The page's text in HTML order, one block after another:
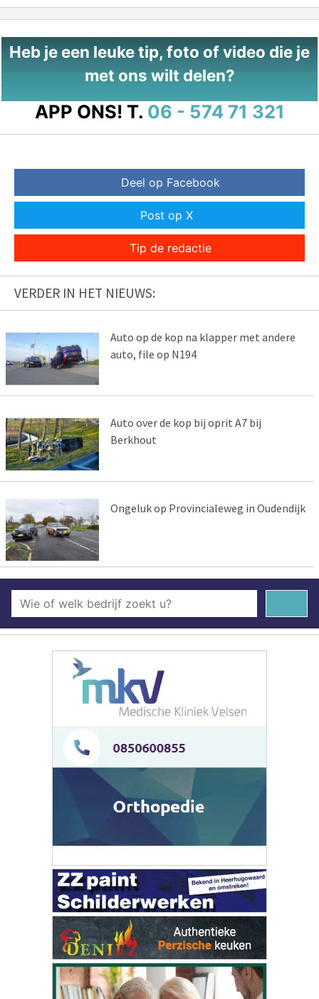
Heb je een leuke tip, foto of video die je
met ons wilt delen?
APP ONS! T. 06 - 574 71 321
Deel op Facebook
Post op X
Tip de redactie
VERDER IN HET NIEUWS:
Auto op de kop na klapper met andere
auto, file op N194
Auto over de kop bij oprit A7 bij
Berkhout
Ongeluk op Provincialeweg in Oudendijk